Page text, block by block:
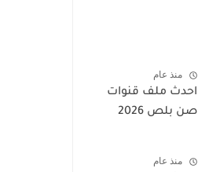
منذ عام
احدث ملف قنوات
صن بلص 2026
منذ عام